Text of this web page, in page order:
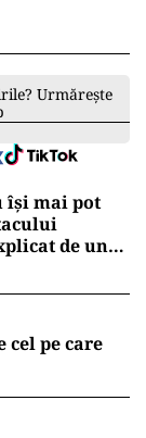
Urmărește
își mai pot
de un
cel pe care